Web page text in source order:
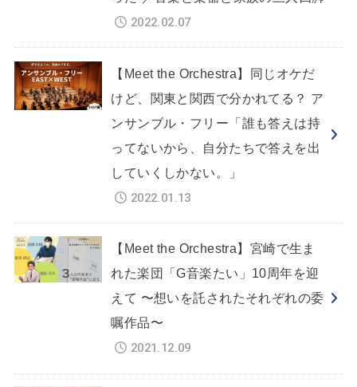
2022.02.07
【Meet the Orchestra】同じオケだ
けど、関東と関西で分かれてる？ ア
ンサンブル・フリー「誰も答えは持
ってないから、自分たちで答えを出
していくしかない。」
2022.01.13
【Meet the Orchestra】宮崎で生ま
れた楽団「G音楽たい」10周年を迎
えて 〜想いを託されたそれぞれの委
嘱作品〜
2021.12.09